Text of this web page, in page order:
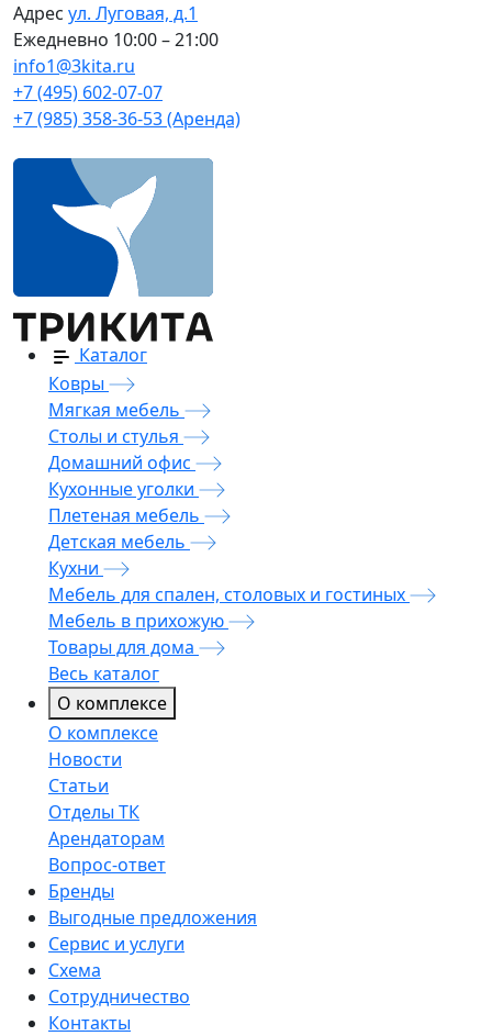
Адрес ул. Луговая, д.1
Ежедневно 10:00 – 21:00
info1@3kita.ru
+7 (495) 602-07-07
+7 (985) 358-36-53 (Аренда)
Каталог
Ковры
Мягкая мебель
Столы и стулья
Домашний офис
Кухонные уголки
Плетеная мебель
Детская мебель
Кухни
Мебель для спален, столовых и гостиных
Мебель в прихожую
Товары для дома
Весь каталог
О комплексе
О комплексе
Новости
Статьи
Отделы ТК
Арендаторам
Вопрос-ответ
Бренды
Выгодные предложения
Сервис и услуги
Схема
Сотрудничество
Контакты